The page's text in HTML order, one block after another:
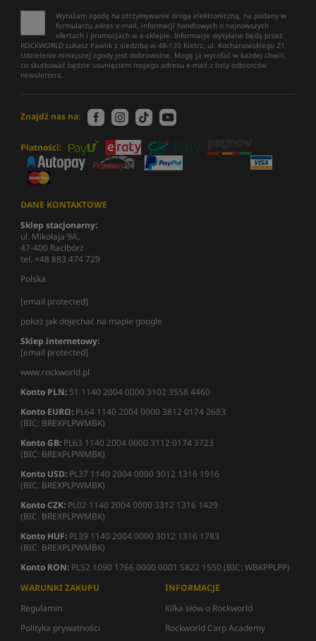
Wyrażam zgodę na otrzymywanie drogą elektroniczną, na podany w
formularzu adres e-mail, informacji handlowych o najnowszych
ofertach i promocjach w e-sklepie. Informacje wysyłane będą przez
ROCKWORLD Łukasz Pawlik z siedzibą w 48-130 Kietrz, ul. Kochanowskiego 21.
Udzielenie niniejszej zgody jest dobrowolne. Mogę ją wycofać w każdej chwili,
co skutkować będzie usunięciem mojego adresu e-mail z listy odbiorców
newslettera.
Znajdź nas na:
Płatności:
DANE KONTAKTOWE
Sklep stacjonarny:
ul. Mikołaja 9A,
47-400 Racibórz
tel. +48 883 474 729
Polska
[email protected]
pokaż jak dojechać na mapie google
Sklep internetowy:
[email protected]
www.rockworld.pl
Konto PLN: 51 1140 2004 0000 3102 3558 4460
Konto EURO: PL64 1140 2004 0000 3812 0174 2683
(BIC: BREXPLPWMBK)
Konto GB: PL63 1140 2004 0000 3112 0174 3723
(BIC: BREXPLPWMBK)
Konto USD: PL37 1140 2004 0000 3012 1316 1916
(BIC: BREXPLPWMBK)
Konto CZK: PL02 1140 2004 0000 3312 1316 1429
(BIC: BREXPLPWMBK)
Konto HUF: PL39 1140 2004 0000 3012 1316 1783
(BIC: BREXPLPWMBK)
Konto RON: PL52 1090 1766 0000 0001 5822 1550 (BIC: WBKPPLPP)
WARUNKI ZAKUPU
Regulamin
Polityka prywatności
INFORMACJE
Kilka słów o Rockworld
Rockworld Carp Academy